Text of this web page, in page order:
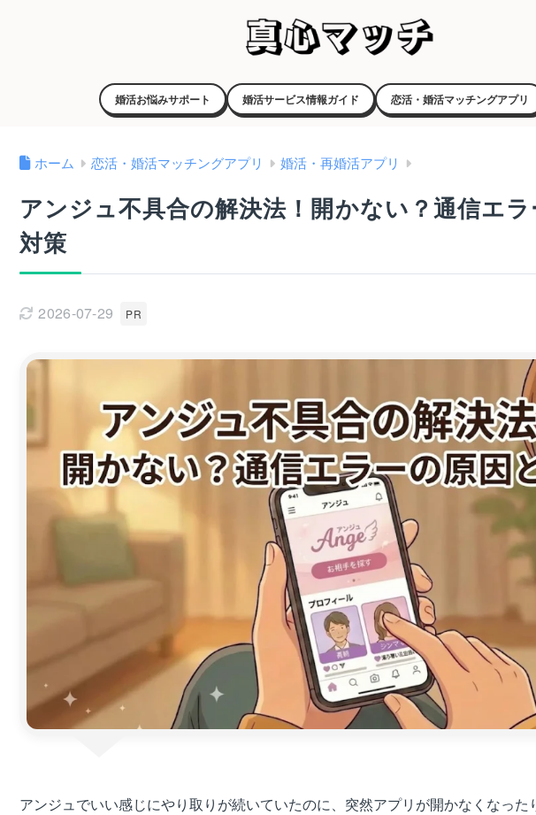
婚活お悩みサポート 婚活サービス情報ガイド 恋活・婚活マッチングアプリ
ホーム 恋活・婚活マッチングアプリ 婚活・再婚活アプリ
アンジュ不具合の解決法！開かない？通信エラ
対策
2026-07-29 PR
アンジュでいい感じにやり取りが続いていたのに、突然アプリが開かなくなった